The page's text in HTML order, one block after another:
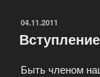
ОПУБЛИКОВАНО
04.11.2011
Быть членом